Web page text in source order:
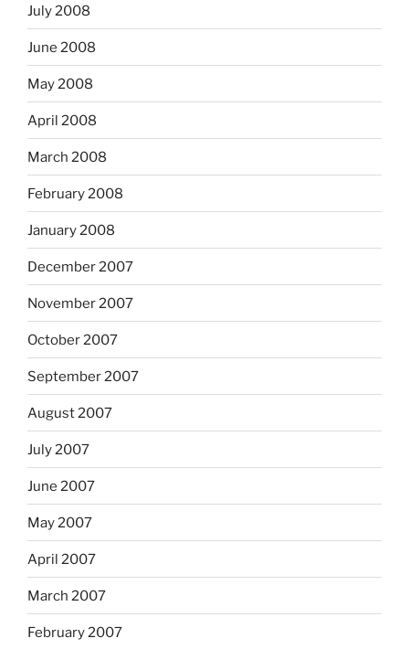
July 2008
June 2008
May 2008
April 2008
March 2008
February 2008
January 2008
December 2007
November 2007
October 2007
September 2007
August 2007
July 2007
June 2007
May 2007
April 2007
March 2007
February 2007